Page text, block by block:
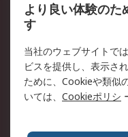
クッキーポリシー
RSについて
会社概要
プレスリリース＆お
全世界のRS
より良い体験の
す
当社のウェブサイトで
ビスを提供し、表示さ
ために、Cookieや類似
いては、 Cookieポリシ